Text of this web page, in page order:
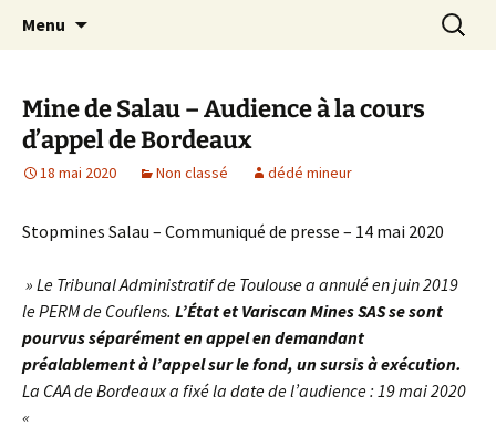
Le site du Collectif Stop Mines
23
Menu
Mine de Salau – Audience à la cours
d’appel de Bordeaux
18 mai 2020 Non classé dédé mineur
Stopmines Salau – Communiqué de presse – 14 mai 2020
» Le Tribunal Administratif de Toulouse a annulé en juin 2019
le PERM de Couflens. L’État et Variscan Mines SAS se sont
pourvus séparément en appel en demandant
préalablement à l’appel sur le fond, un sursis à exécution.
La CAA de Bordeaux a fixé la date de l’audience : 19 mai 2020
«